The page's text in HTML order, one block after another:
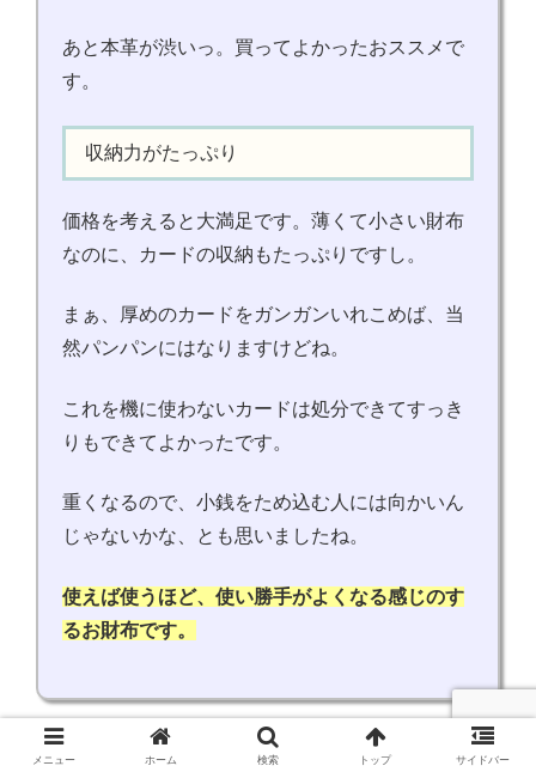
あと本革が渋いっ。買ってよかったおススメで
す。
収納力がたっぷり
価格を考えると大満足です。薄くて小さい財布
なのに、カードの収納もたっぷりですし。
まぁ、厚めのカードをガンガンいれこめば、当
然パンパンにはなりますけどね。
これを機に使わないカードは処分できてすっき
りもできてよかったです。
重くなるので、小銭をため込む人には向かいん
じゃないかな、とも思いましたね。
使えば使うほど、使い勝手がよくなる感じのす
るお財布です。
口コミを読んだ所感
メニュー ホーム 検索 トップ サイドバー